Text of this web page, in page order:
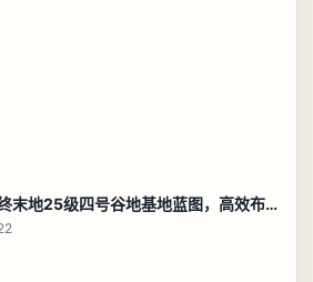
明日方舟终末地25级四号谷地基地蓝图，高效布局规划